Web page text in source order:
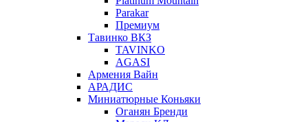
Parakar
Премиум
Тавинко ВКЗ
TAVINKO
AGASI
Армения Вайн
АРАДИС
Миниатюрные Коньяки
Оганян Бренди